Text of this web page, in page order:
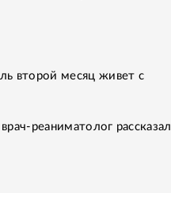
второй месяц живет с
реаниматолог рассказал